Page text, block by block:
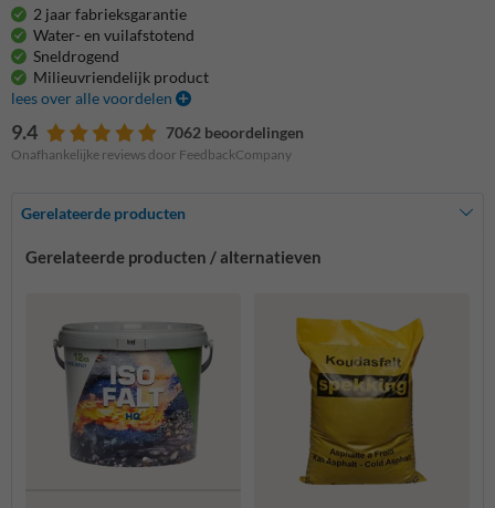
2 jaar fabrieksgarantie
Water- en vuilafstotend
Sneldrogend
Milieuvriendelijk product
lees over alle voordelen
9.4 7062 beoordelingen
Onafhankelijke reviews door FeedbackCompany
Gerelateerde producten
Gerelateerde producten / alternatieven